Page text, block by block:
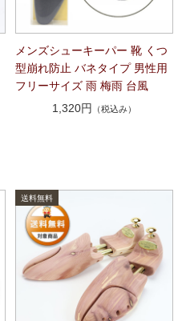
メンズシューキーパー 靴 くつ
型崩れ防止 バネタイプ 男性用
フリーサイズ 雨 梅雨 台風
1,320円
（税込み）